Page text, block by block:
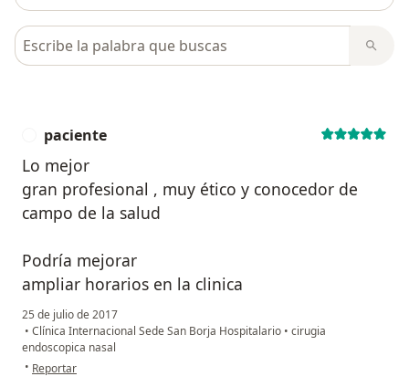
Busca en opiniones
paciente
Lo mejor
gran profesional , muy ético y conocedor de
campo de la salud
Podría mejorar
ampliar horarios en la clinica
25 de julio de 2017
• Clínica Internacional Sede San Borja Hospitalario • cirugia
endoscopica nasal
• en opinión del usuario paciente
Reportar